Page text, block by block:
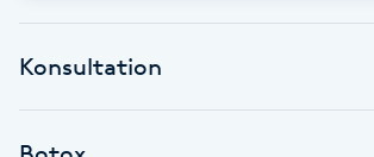
Bröllopsuppsättning
Konsultation